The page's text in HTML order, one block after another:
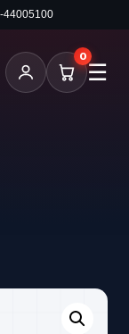
44005100
0
☰